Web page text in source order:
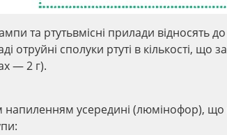
та ртутьвмісні прилади відносять
отруйні сполуки ртуті в кількості,
— 2 г).
напиленням усередині (люмінофор), що